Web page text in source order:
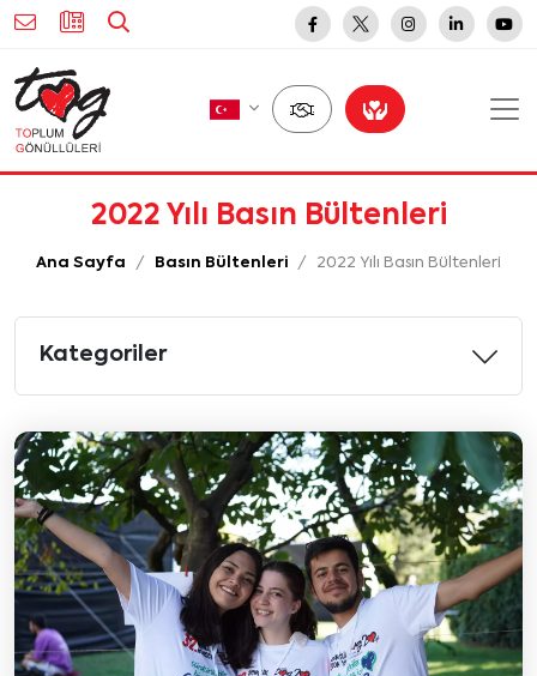
2022 Yılı Basın Bültenleri
Ana Sayfa Basın Bültenleri 2022 Yılı Basın Bültenleri
Kategoriler